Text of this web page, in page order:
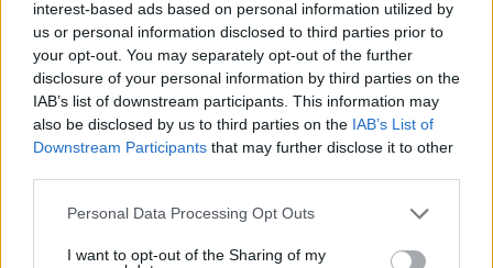
interest-based ads based on personal information utilized by
us or personal information disclosed to third parties prior to
your opt-out. You may separately opt-out of the further
disclosure of your personal information by third parties on the
IAB’s list of downstream participants. This information may
also be disclosed by us to third parties on the IAB’s List of
Downstream Participants that may further disclose it to other
Please note that this website/app uses one or more Google
not limited to your visit or usage behaviour. You may click to
Personal Data Processing Opt Outs
I want to opt-out of the Sharing of my
08.08.2026, 09:25 118
Μαρία Εκμεκτσίογλου: Ζω καθημερινά
θαύματα, πρώτα είναι ο Θεός και μετά
οι γιοι μου
08.08.2026, 11:48 13